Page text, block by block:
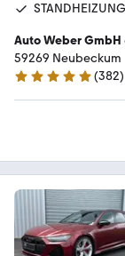
Auto Weber
/ VW Service
59269 Neubeckum
4.9 Sterne
(382)